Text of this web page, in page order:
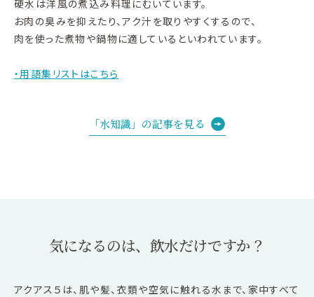
硬水は洋風の煮込み料理にむいています。
お肉の臭みを抑えたり、アク汁を取りやすくするので、
肉を使った煮物や鍋物に適しているといわれています。
・用語集リストはこちら
「水知識」の記事を見る
気になるのは、飲水だけですか？
アクアス５は、肌や髪、衣類や空気に触れる水まで、家中すべて